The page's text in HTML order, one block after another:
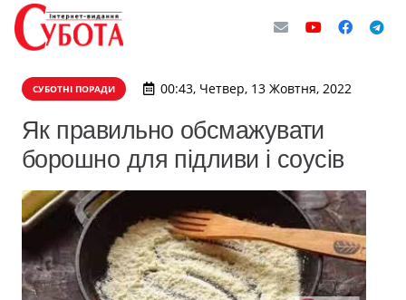
СУБОТНІ ПОРАДИ 00:43, Четвер, 13 Жовтня, 2022
Як правильно обсмажувати
борошно для підливи і соусів